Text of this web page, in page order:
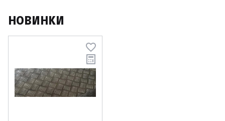
НОВИНКИ